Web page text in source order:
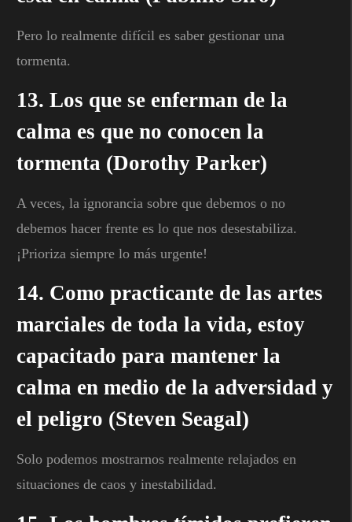
Pero lo realmente difícil es saber gestionar una
tormenta.
13. Los que se enferman de la
calma es que no conocen la
tormenta (Dorothy Parker)
A veces, la ignorancia sobre que debemos o no
debemos hacer frente es lo que nos desestabiliza.
¡Prioriza siempre lo más urgente!
14. Como practicante de las artes
marciales de toda la vida, estoy
capacitado para mantener la
calma en medio de la adversidad y
el peligro (Steven Seagal)
Solo podemos mostrarnos realmente relajados en
situaciones de caos y inestabilidad.